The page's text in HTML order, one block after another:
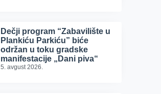
Dečji program “Zabavilište u
Plankiću Parkiću” biće
održan u toku gradske
manifestacije „Dani piva“
5. avgust 2026.